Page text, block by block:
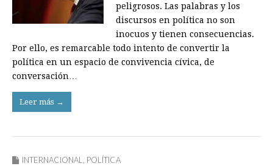
peligrosos. Las palabras y los
discursos en política no son
inocuos y tienen consecuencias.
Por ello, es remarcable todo intento de convertir la
política en un espacio de convivencia cívica, de
conversación…
Leer más →
INTERNACIONAL POLÍTICA